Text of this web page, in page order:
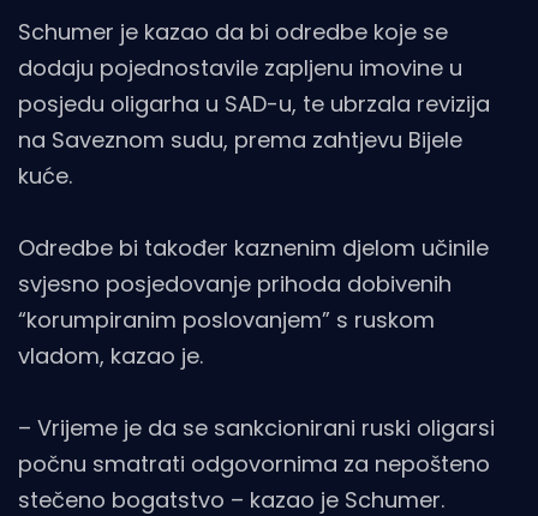
Schumer je kazao da bi odredbe koje se
dodaju pojednostavile zapljenu imovine u
posjedu oligarha u SAD-u, te ubrzala revizija
na Saveznom sudu, prema zahtjevu Bijele
kuće.
Odredbe bi također kaznenim djelom učinile
svjesno posjedovanje prihoda dobivenih
“korumpiranim poslovanjem” s ruskom
vladom, kazao je.
– Vrijeme je da se sankcionirani ruski oligarsi
počnu smatrati odgovornima za nepošteno
stečeno bogatstvo – kazao je Schumer.